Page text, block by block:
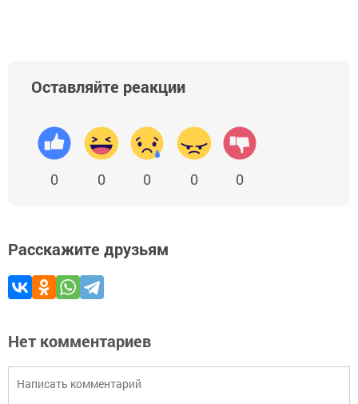
Оставляйте реакции
0 0 0 0 0
Расскажите друзьям
Нет комментариев